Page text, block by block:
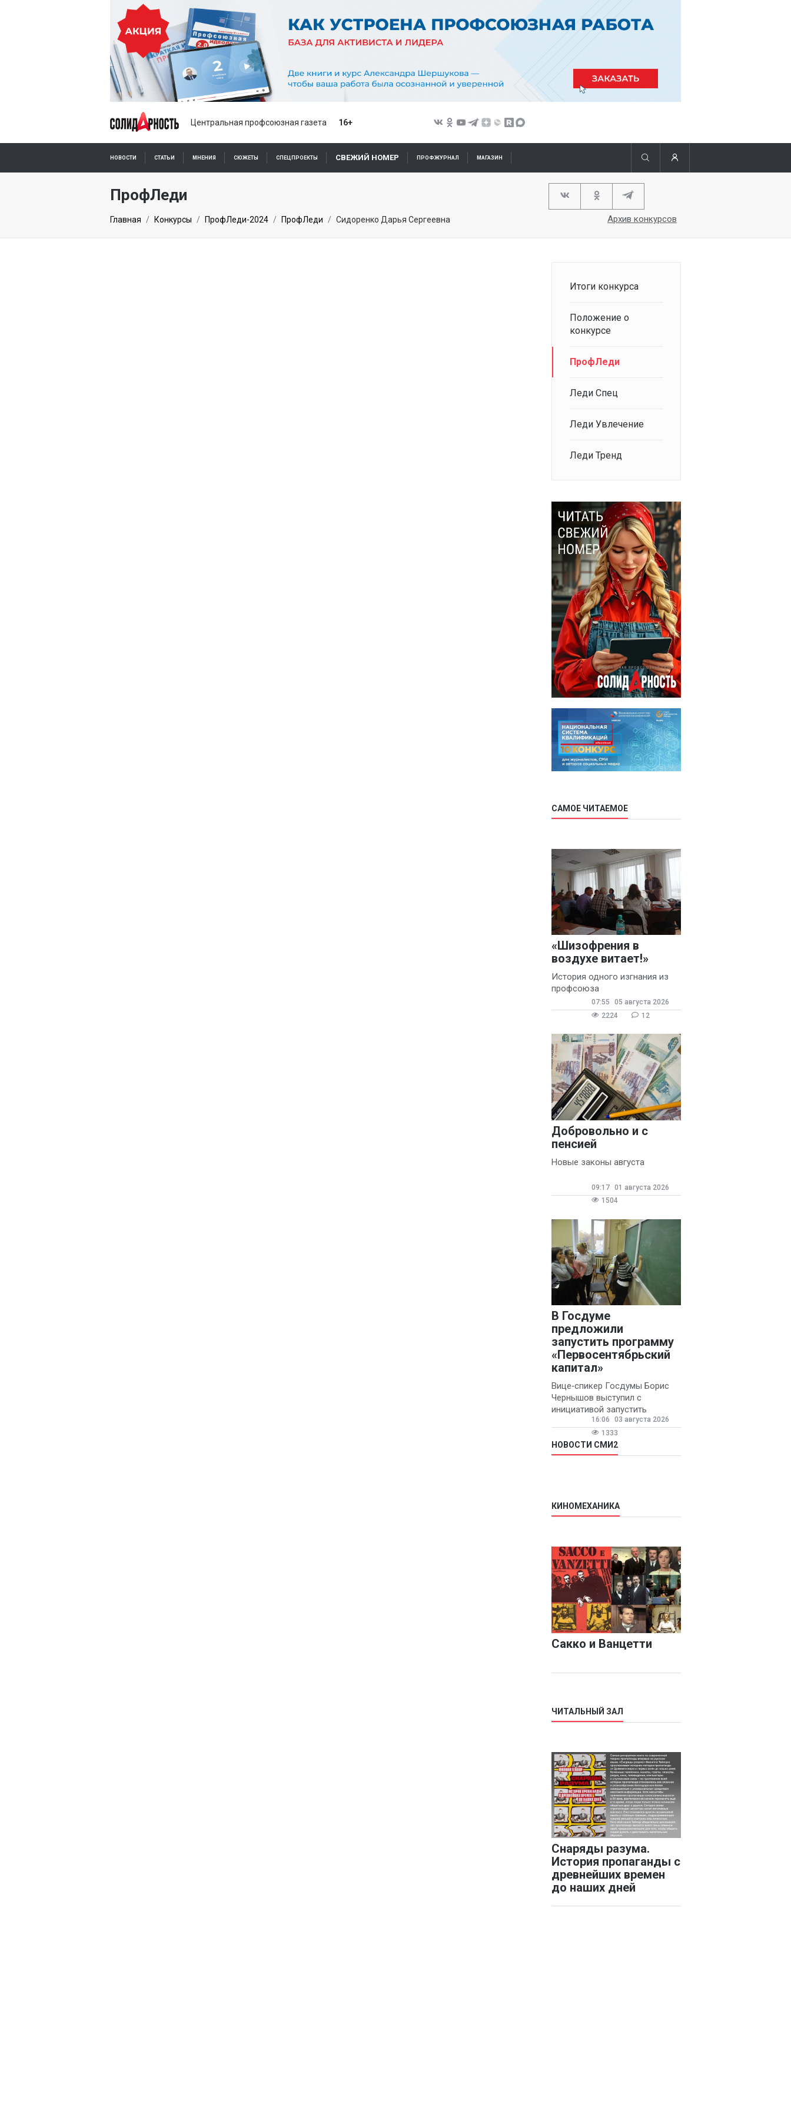
Центральная профсоюзная газета 16+
НОВОСТИ СТАТЬИ МНЕНИЯ СЮЖЕТЫ СПЕЦПРОЕКТЫ СВЕЖИЙ НОМЕР ПРОФЖУРНАЛ МАГАЗИН
ПОДПИСКА ОНЛАЙН
ПрофЛеди
Главная Конкурсы ПрофЛеди-2024 ПрофЛеди Сидоренко Дарья Сергеевна Архив конкурсов
Итоги конкурса
Положение о
конкурсе
ПрофЛеди
Леди Спец
Леди Увлечение
Леди Тренд
САМОЕ ЧИТАЕМОЕ
«Шизофрения в
воздухе витает!»
История одного изгнания из
профсоюза
07:55
05 августа 2026
2224
12
Добровольно и с
пенсией
Новые законы августа
09:17 01 августа 2026
1504
В Госдуме
предложили
запустить программу
«Первосентябрьский
капитал»
Вице‑спикер Госдумы Борис
Чернышов выступил с
инициативой запустить
ежегодную федеральную
программу
«Первосентябрьский капитал»
- она предполагает
16:06
03 августа 2026
1333
НОВОСТИ СМИ2
КИНОМЕХАНИКА
Сакко и Ванцетти
ЧИТАЛЬНЫЙ ЗАЛ
Снаряды разума.
История пропаганды с
древнейших времен
до наших дней